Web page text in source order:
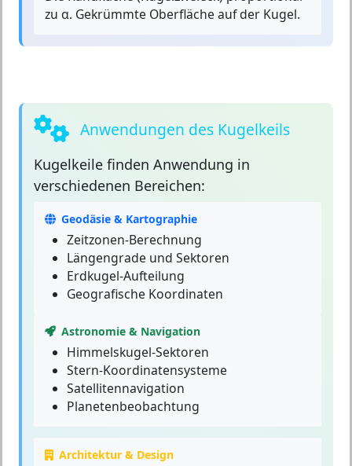
zu α. Gekrümmte Oberfläche auf der Kugel.
Anwendungen des Kugelkeils
Kugelkeile finden Anwendung in
verschiedenen Bereichen:
Geodäsie & Kartographie
Zeitzonen-Berechnung
Längengrade und Sektoren
Erdkugel-Aufteilung
Geografische Koordinaten
Astronomie & Navigation
Himmelskugel-Sektoren
Stern-Koordinatensysteme
Satellitennavigation
Planetenbeobachtung
Architektur & Design